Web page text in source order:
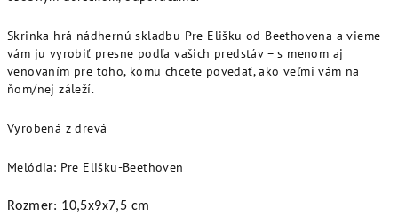
Skrinka hrá nádhernú skladbu Pre Elišku od Beethovena a vieme
vám ju vyrobiť presne podľa vašich predstáv – s menom aj
venovaním pre toho, komu chcete povedať, ako veľmi vám na
ňom/nej záleží.
Vyrobená z drevá
Melódia: Pre Elišku-Beethoven
Rozmer: 10,5x9x7,5 cm